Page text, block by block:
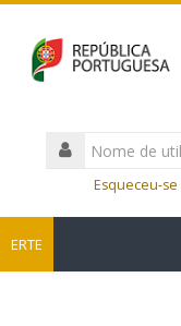
Nome
de
utilizadorEsqueceu-
ERTE